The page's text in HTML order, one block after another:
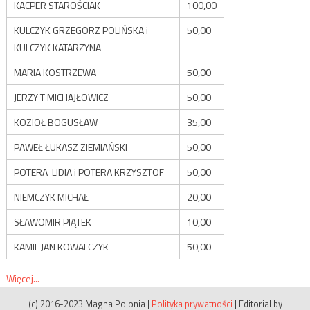
KACPER STAROŚCIAK
100,00
KULCZYK GRZEGORZ POLIŃSKA i
KULCZYK KATARZYNA
50,00
MARIA KOSTRZEWA
50,00
JERZY T MICHAJŁOWICZ
50,00
KOZIOŁ BOGUSŁAW
35,00
PAWEŁ ŁUKASZ ZIEMIAŃSKI
50,00
POTERA LIDIA i POTERA KRZYSZTOF
50,00
NIEMCZYK MICHAŁ
20,00
SŁAWOMIR PIĄTEK
10,00
KAMIL JAN KOWALCZYK
50,00
Więcej...
(c) 2016-2023 Magna Polonia | Polityka prywatności | Editorial by